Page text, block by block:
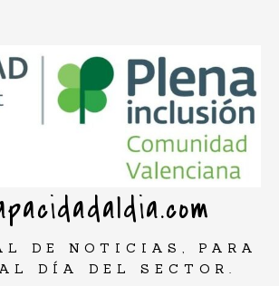
DE NOTICIAS, PARA
DÍA DEL SECTOR.